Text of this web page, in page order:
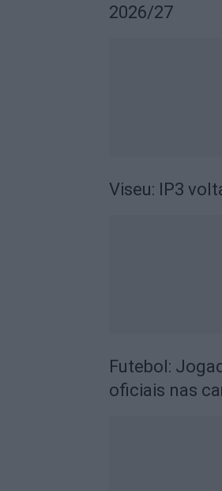
2026/27
Viseu: IP3
Futebol:
oficiais nas